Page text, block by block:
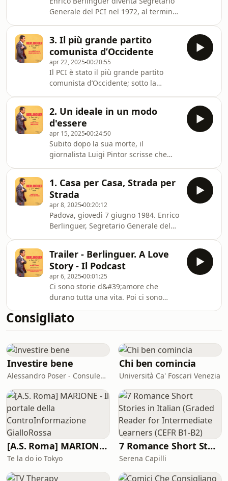
sviluppo. Parallelamente, continua
sulla strada già tracciata da Togliatti
prima e da Longo poi per rivendicare
una terza via al socialismo in Italia e
in Occident
Generale del PCI nel 1972, al termine
gloriosi“, i trent’anni di crescita
ininterrotta dell’Occidente capitalista,
che entra in una crisi economica
senza precedenti. Dopo il golpe in
Cile dell’11 settembre 1973, lancia la
strategia del “compromesso storico“,
mentre il 15 gennaio 1977, a Roma, p
3. Il più grande partito
comunista d’Occidente
apr 22, 2025 00:20:55
Il PCI è stato il più grande partito
comunista d’Occidente; sotto la
1976, ottenendo il 34,4%, che in
termini di voti reali equivaleva a 12
milioni e 600mila voti, un record mai
più eguagliato da nessun altro partito
di sinistra nella storia repubblicana.
Cosa significava essere comunista
italiano? E perché è riuscito a
conquista
2. Un ideale in un modo
d'essere
apr 15, 2025 00:24:50
Subito dopo la sua morte, il
giornalista Luigi Pintor scrisse che
quindi il Segretario del Partito
Comunista Italiano? Perché è ancora
così amato oggi, anche da chi non ha
vissuto la sua stagione politica ed è
nato anche 20 anni dopo la sua
morte? In questo episodio viene
raccontato da chi lo ha conosciuto, da
sua figlia Laura
1. Casa per Casa, Strada per
Strada
apr 8, 2025 00:20:12
Padova, giovedì 7 giugno 1984. Enrico
Berlinguer, Segretario Generale del
gremita per un comizio in vista delle
elezioni europee. &quot;Stava bene,
non dava segnali di malessere&quot;,
racconta Lalla Trupia, candidata in
quella tornata e responsabile
nazionale della sezione femminile del
partito. Poi il malore, la corsa in osp
Trailer - Berlinguer. A Love
Story - Il Podcast
apr 6, 2025 00:01:25
Ci sono storie d&#39;amore che
durano tutta una vita. Poi ci sono
Podcast è composto da 8 puntate che,
attraverso materiale audio anche
raccolte per il film &quot;Berlinguer. A
Love Story&quot;, raccontano &quot;i
pensieri lunghi&quot; di Enrico
vicenda umana e politica.Ogni
mercoledì, a p
Consigliato
Investire bene
Alessandro Poser - Consulente Finanziario Fineco
Chi ben comincia
Università Ca' Foscari Venezia
[A.S. Roma] MARIONE - Il portale della ControInformazione GialloRossa
Te la do io Tokyo
7 Romance Short Stories in Italian (Graded Reader for Intermediate Learners (CEFR B1-B2)
Serena Capilli